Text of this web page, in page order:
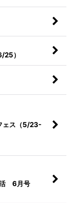
25）
ェス（5/23-
活 6月号